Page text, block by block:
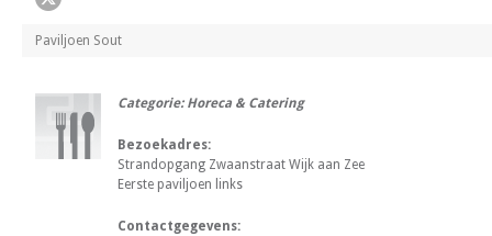
Paviljoen Sout
Categorie: Horeca & Catering
Bezoekadres:
Strandopgang Zwaanstraat Wijk aan Zee
Eerste paviljoen links
Contactgegevens: